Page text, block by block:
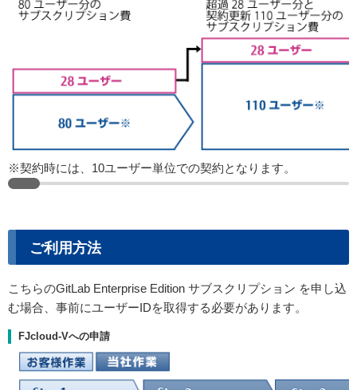
※契約時には、10ユーザー単位での契約となります。
ご利用方法
こちらのGitLab Enterprise Edition サブスクリプション を申し込
む場合、事前にユーザーIDを取得する必要があります。
FJcloud-Vへの申請